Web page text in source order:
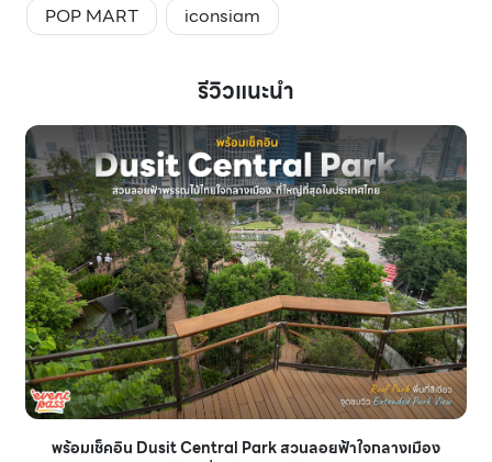
POP MART
iconsiam
รีวิวแนะนำ
พร้อมเช็คอิน Dusit Central Park สวนลอยฟ้าใจกลางเมือง